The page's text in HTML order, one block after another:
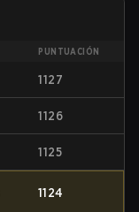
PUNTUACIÓN
1127
1126
1125
1124